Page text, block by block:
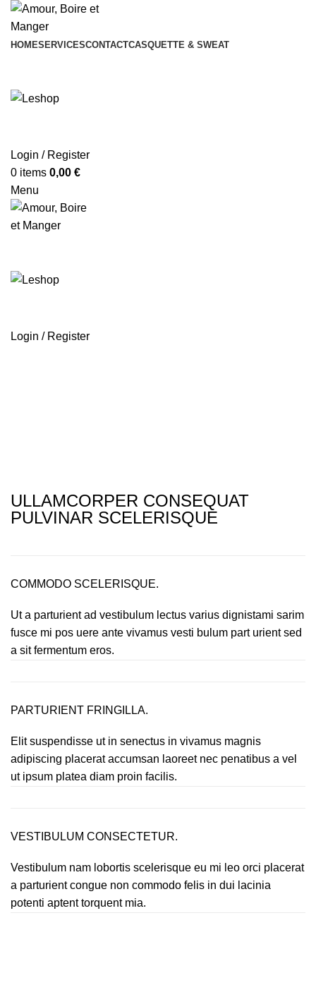
HOMESERVICESCONTACTCASQUETTE & SWEAT
Login / Register
0 items 0,00 €
Menu
Login / Register
ULLAMCORPER CONSEQUAT
PULVINAR SCELERISQUE
COMMODO SCELERISQUE.
Ut a parturient ad vestibulum lectus varius dignistami sarim
fusce mi pos uere ante vivamus vesti bulum part urient sed
a sit fermentum eros.
PARTURIENT FRINGILLA.
Elit suspendisse ut in senectus in vivamus magnis
adipiscing placerat accumsan laoreet nec penatibus a vel
ut ipsum platea diam proin facilis.
VESTIBULUM CONSECTETUR.
Vestibulum nam lobortis scelerisque eu mi leo orci placerat
a parturient congue non commodo felis in dui lacinia
potenti aptent torquent mia.